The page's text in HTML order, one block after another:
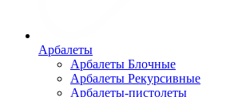
Арбалеты
Арбалеты Блочные
Арбалеты Рекурсивные
Арбалеты-пистолеты